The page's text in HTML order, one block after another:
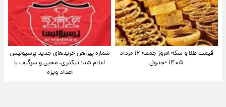
قیمت طلا و سکه امروز جمعه ۱۶ مرداد
۱۴۰۵ +جدول
شماره پیراهن خریدهای جدید پرسپولیس
اعلام شد؛ تیکدری، محبی و سرگیف با
اعداد ویژه